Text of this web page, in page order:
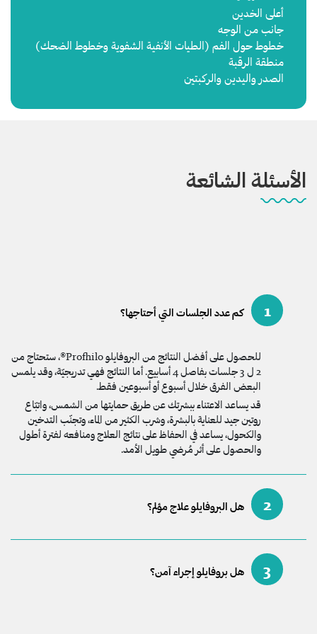
أعلى الخدين
جانب من الوجه
خطوط حول الفم (الطيات الأنفية الشفوية وخطوط الضحك)
منطقة الرقبة
الصدر واليدين والركبتين
الأسئلة الشائعة
1 كم عدد الجلسات التي أحتاجها؟
للحصول على أفضل النتائج من البروفايلو Profhilo®، ستحتاج من
2 ل 3 جلسات بفاصل 4 أسابيع. أما النتائج فهي تدريجيّة، وقد يلمس
البعض الفرق خلال أسبوع أو أسبوعين فقط.
قد يساعد الاعتناء ببشرتك عن طريق حمايتها من الشمس، واتبّاع
روتين جيد للعناية بالبشرة، وشرب الكثير من الماء، وتجنّب التدخين
والكحول، يساعد في الحفاظ على نتائج العلاج ومنافعه لفترة أطول
والحصول على أثر مُرضي طويل الأمد.
2 هل البروفايلو علاج مؤلم؟
3 هل بروفايلو إجراء آمن؟